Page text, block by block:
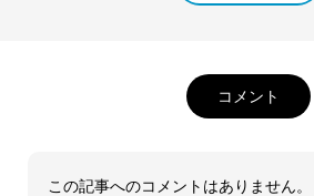
コメント
この記事へのコメントはありません。